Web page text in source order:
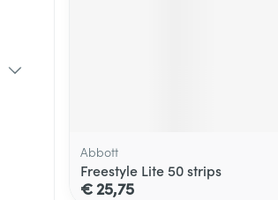
Abbott
Freestyle Lite 50 strips
€ 25,75